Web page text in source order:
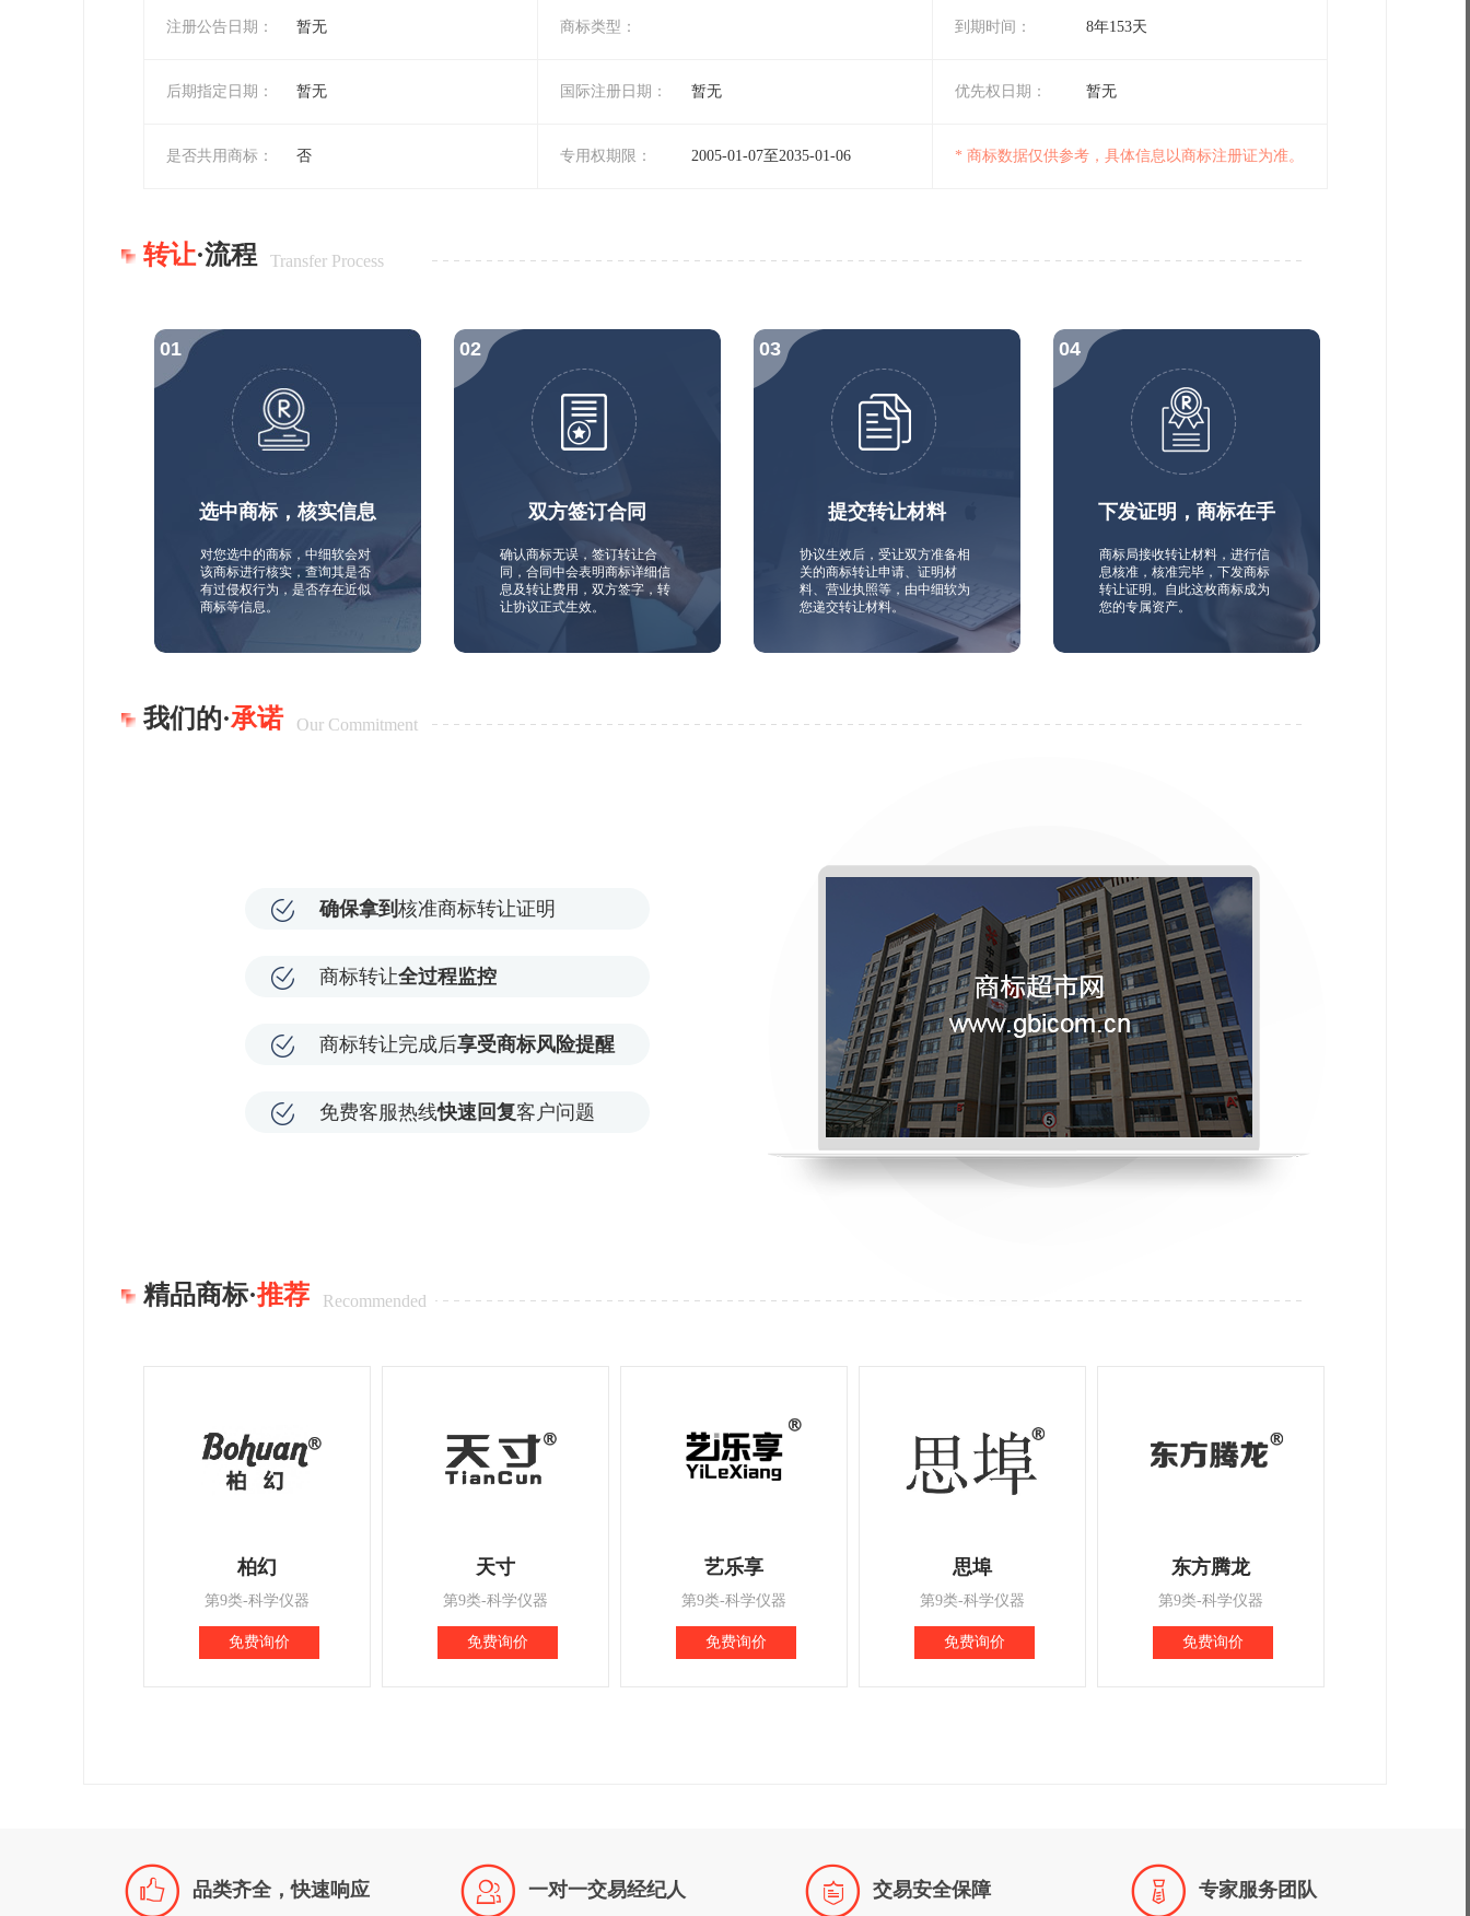
注册公告日期： 暂无 商标类型： 到期时间： 8年153天
后期指定日期： 暂无 国际注册日期： 暂无 优先权日期： 暂无
是否共用商标： 否 专用权期限： 2005-01-07至2035-01-06 * 商标数据仅供参考，具体信息以商标注册证为准。
转让·流程 Transfer Process
选中商标，核实信息
对您选中的商标，中细软会对
该商标进行核实，查询其是否
有过侵权行为，是否存在近似
商标等信息。
双方签订合同
确认商标无误，签订转让合
同，合同中会表明商标详细信
息及转让费用，双方签字，转
让协议正式生效。
提交转让材料
协议生效后，受让双方准备相
关的商标转让申请、证明材
料、营业执照等，由中细软为
您递交转让材料。
下发证明，商标在手
商标局接收转让材料，进行信
息核准，核准完毕，下发商标
转让证明。自此这枚商标成为
您的专属资产。
我们的·承诺 Our Commitment
确保拿到 核准商标转让证明
商标转让全过程监控
商标转让完成后享受商标风险提醒
免费客服热线快速回复客户问题
精品商标·推荐 Recommended
柏幻
第9类-科学仪器
免费询价
天寸
第9类-科学仪器
免费询价
艺乐享
第9类-科学仪器
免费询价
思埠
第9类-科学仪器
免费询价
东方腾龙
第9类-科学仪器
免费询价
 品类齐全，快速响应  一对一交易经纪人  交易安全保障  专家服务团队